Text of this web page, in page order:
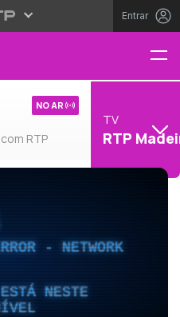
Entrar
RTP
NO AR
TV
RTP
- NETWORK
NESTE